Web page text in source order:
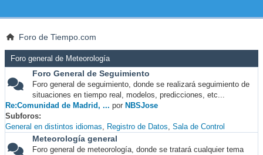
Foro de Tiempo.com
Foro general de Meteorología
Foro General de Seguimiento
Foro general de seguimiento, donde se realizará seguimiento de
situaciones en tiempo real, modelos, predicciones, etc...
Re:Comunidad de Madrid, ... por NBSJose
Subforos
General en distintos idiomas
Registro de Datos Sala de Control
Meteorología general
Foro general de meteorología, donde se tratará cualquier tema